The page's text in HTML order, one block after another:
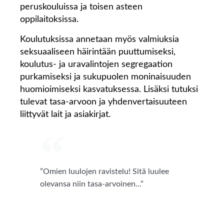
peruskouluissa ja toisen asteen
oppilaitoksissa.
Koulutuksissa annetaan myös valmiuksia
seksuaaliseen häirintään puuttumiseksi,
koulutus- ja uravalintojen segregaation
purkamiseksi ja sukupuolen moninaisuuden
huomioimiseksi kasvatuksessa. Lisäksi tutuksi
tulevat tasa-arvoon ja yhdenvertaisuuteen
liittyvät lait ja asiakirjat.
”Omien luulojen ravistelu! Sitä luulee
olevansa niin tasa-arvoinen...”